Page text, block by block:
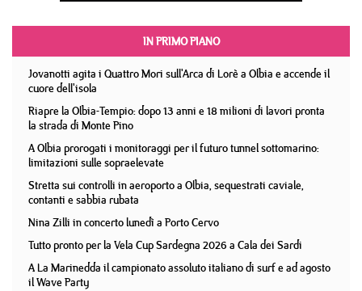
IN PRIMO PIANO
Jovanotti agita i Quattro Mori sull'Arca di Lorè a Olbia e accende il
cuore dell'isola
Riapre la Olbia-Tempio: dopo 13 anni e 18 milioni di lavori pronta
la strada di Monte Pino
A Olbia prorogati i monitoraggi per il futuro tunnel sottomarino:
limitazioni sulle sopraelevate
Stretta sui controlli in aeroporto a Olbia, sequestrati caviale,
contanti e sabbia rubata
Nina Zilli in concerto lunedì a Porto Cervo
Tutto pronto per la Vela Cup Sardegna 2026 a Cala dei Sardi
A La Marinedda il campionato assoluto italiano di surf e ad agosto
il Wave Party